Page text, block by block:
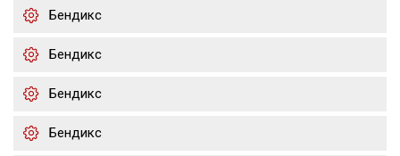
Бендикс
Бендикс
Бендикс
Бендикс